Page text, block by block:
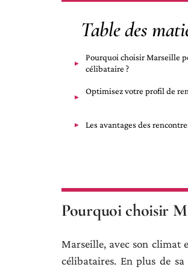
Table des
Pourquoi choisir Marseille
célibataire ?
Optimisez votre profil de
Les avantages des
Pourquoi choisir
Marseille, avec son climat
célibataires. En plus de